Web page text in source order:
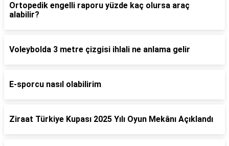
Ortopedik engelli raporu yüzde kaç olursa araç
alabilir?
Voleybolda 3 metre çizgisi ihlali ne anlama gelir
E-sporcu nasıl olabilirim
Ziraat Türkiye Kupası 2025 Yılı Oyun Mekânı Açıklandı